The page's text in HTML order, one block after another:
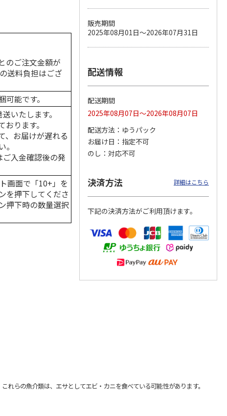
カムカ
ーン
ン型 S
込)
銀のスプーン パウ
チ 健康に育つ子ね
こ用 まぐろ・かつ
おに…
120円
(送料別・税込)
ペット線香 虹のか
ローラルの香り
590円
(送料別・税込)
CIAO 香り立つクラ
のご注文金額が
送料負担はござ
可能です。
いたします。
ります。
、お届けが遅れる
入金確認後の発
画面で「10+」を
を押下してくださ
押下時の数量選択
販売期間
2025年08月01日～2026年07月31日
配送情報
配送期間
2025年08月07日～2026年08月07日
配送方法
ゆうパック
お届け日
指定不可
のし
対応不可
決済方法 詳細はこちら
下記の決済方法がご利用頂けます。
らの魚介類は、エサとしてエビ・カニを食べている可能性があります。